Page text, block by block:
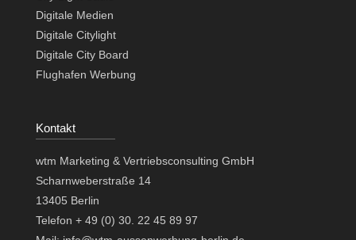
Digitale Medien
Digitale Citylight
Digitale City Board
Flughafen Werbung
Kontakt
wtm Marketing & Vertriebsconsulting GmbH
Scharnweberstraße 14
13405 Berlin
Telefon + 49 (0) 30. 22 45 89 97